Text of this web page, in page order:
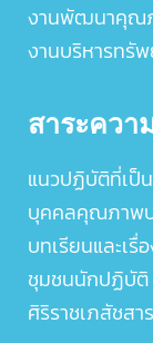
งานพัฒนาคุณ
งานบริหารทรั
สาระควา
แนวปฏิบัติที่เป็
บุคคลคุณภาพป
บทเรียนและเรื่
ชุมชนนักปฏิบัติ
ศิริราชเภสัชสาร